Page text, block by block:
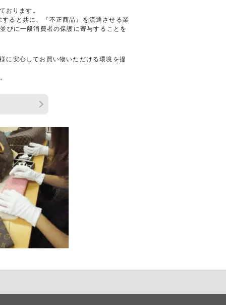
おります。
ると共に、『不正商品』を流通させる業
びに一般消費者の保護に寄与することを
に安心してお買い物いただける環境を提